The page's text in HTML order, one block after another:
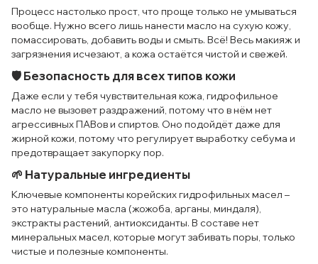
Процесс настолько прост, что проще только не умываться
вообще. Нужно всего лишь нанести масло на сухую кожу,
помассировать, добавить воды и смыть. Всё! Весь макияж и
загрязнения исчезают, а кожа остаётся чистой и свежей.
🛡 Безопасность для всех типов кожи
Даже если у тебя чувствительная кожа, гидрофильное
масло не вызовет раздражений, потому что в нём нет
агрессивных ПАВов и спиртов. Оно подойдёт даже для
жирной кожи, потому что регулирует выработку себума и
предотвращает закупорку пор.
🌱 Натуральные ингредиенты
Ключевые компоненты корейских гидрофильных масел –
это натуральные масла (жожоба, арганы, миндаля),
экстракты растений, антиоксиданты. В составе нет
минеральных масел, которые могут забивать поры, только
чистые и полезные компоненты.